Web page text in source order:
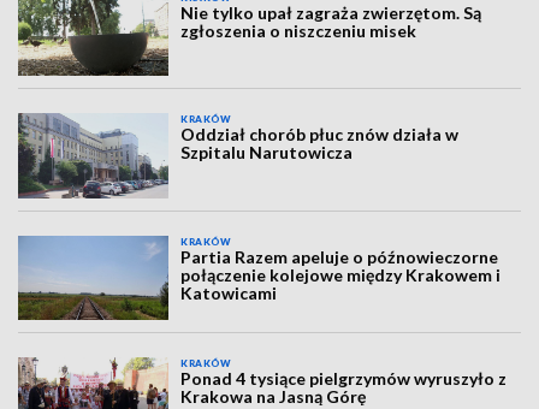
Nie tylko upał zagraża zwierzętom. Są
zgłoszenia o niszczeniu misek
KRAKÓW
Oddział chorób płuc znów działa w
Szpitalu Narutowicza
KRAKÓW
Partia Razem apeluje o późnowieczorne
połączenie kolejowe między Krakowem i
Katowicami
KRAKÓW
Ponad 4 tysiące pielgrzymów wyruszyło z
Krakowa na Jasną Górę